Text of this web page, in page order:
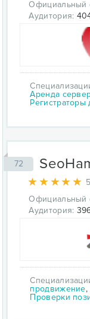
Официальный
Аудитория:
Аренда
Регистраторы
72
Официальный
Аудитория:
продвижение,
Проверки